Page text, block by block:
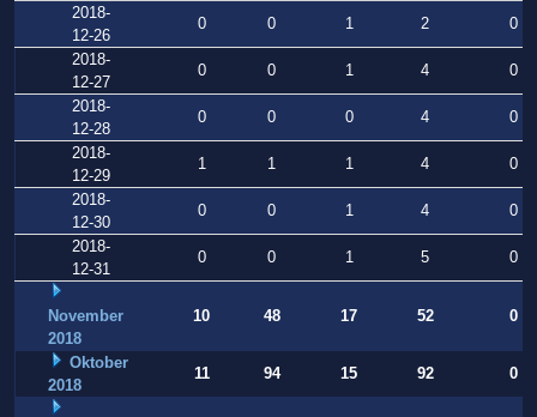
2018-
12-26
0 0 1 2
0
2018-
12-27
0 0 1 4
0
2018-
12-28
0 0 0 4
0
2018-
12-29
1 1 1 4
0
2018-
12-30
0 0 1 4
0
2018-
12-31
0 0 1 5 0
November
2018
10 48 17 52 0
Oktober
2018
11 94 15 92 0